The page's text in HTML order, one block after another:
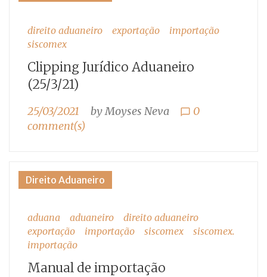
direito aduaneiro exportação
importação
siscomex
Clipping Jurídico Aduaneiro
(25/3/21)
25/03/2021 byMoyses Neva chat_bubble_outline 0
comment(s)
Direito Aduaneiro
aduana aduaneiro
direito aduaneiro
exportação
importação siscomex
siscomex.
importação
Manual de importação